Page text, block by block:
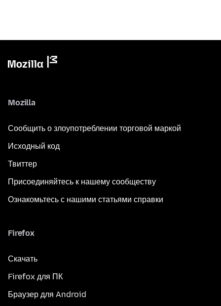
Mozilla
Сообщить о злоупотреблении торговой маркой
Исходный код
Твиттер
Присоединяйтесь к нашему сообществу
Ознакомьтесь с нашими статьями справки
Firefox
Скачать
Firefox для ПК
Браузер для Android